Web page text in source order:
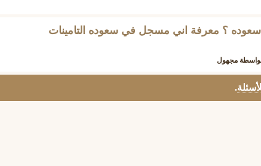
؟ معرفة اني مسجل في سعوده التامينات
مجهول
.